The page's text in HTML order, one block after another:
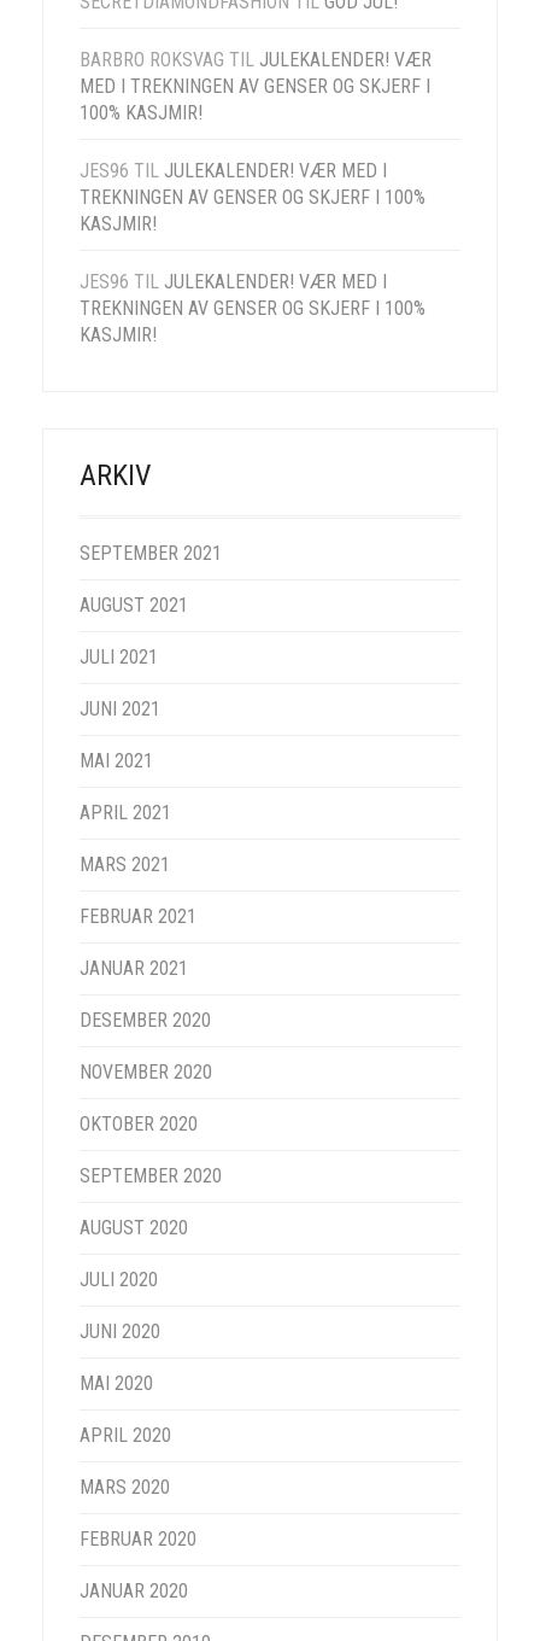
BARBRO ROKSVAG TIL JULEKALENDER! VÆR
MED I TREKNINGEN AV GENSER OG SKJERF I
100% KASJMIR!
JES96 TIL JULEKALENDER! VÆR MED I
TREKNINGEN AV GENSER OG SKJERF I 100%
KASJMIR!
JES96 TIL JULEKALENDER! VÆR MED I
TREKNINGEN AV GENSER OG SKJERF I 100%
KASJMIR!
ARKIV
SEPTEMBER 2021
AUGUST 2021
JULI 2021
JUNI 2021
MAI 2021
APRIL 2021
MARS 2021
FEBRUAR 2021
JANUAR 2021
DESEMBER 2020
NOVEMBER 2020
OKTOBER 2020
SEPTEMBER 2020
AUGUST 2020
JULI 2020
JUNI 2020
MAI 2020
APRIL 2020
MARS 2020
FEBRUAR 2020
JANUAR 2020